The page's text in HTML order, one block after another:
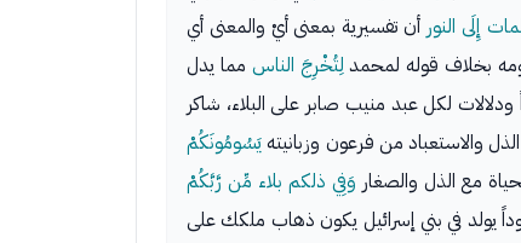
إِلَى النور أن تفسيرية بمعنى أيْ والمعنى أي
بخلاف قوله لمحمدلِتُخْرِجَ الناس مما يدل
ودلالات لكل عبد منيب صابر على البلاء، شاكر
والاستعباد من فرعون وزبانيته يَسُومُونَكُمْ
مع الذل والصغار وَفِي ذلكم بلاء مِّن رَّبَّكُمْ
يولد في بني إسرائيل يكون ذهاب ملكك على